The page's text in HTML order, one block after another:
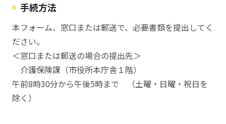
手続方法
本フォーム、窓口または郵送で、必要書類を提出してく
ださい。
＜窓口または郵送の場合の提出先＞
介護保険課（市役所本庁舎１階）
午前8時30分から午後5時まで （土曜・日曜・祝日を
除く）